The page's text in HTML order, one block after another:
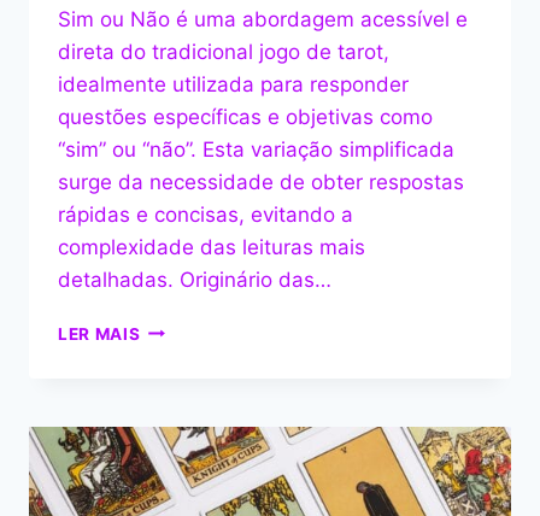
Sim ou Não é uma abordagem acessível e
direta do tradicional jogo de tarot,
idealmente utilizada para responder
questões específicas e objetivas como
“sim” ou “não”. Esta variação simplificada
surge da necessidade de obter respostas
rápidas e concisas, evitando a
complexidade das leituras mais
detalhadas. Originário das…
LER MAIS TAROT
UMA
GUIA
COMPLETO